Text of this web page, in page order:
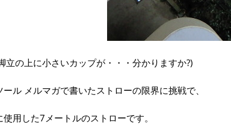
立の上に小さいカップが・・・分かりますか?)
ール メルマガで書いたストローの限界に挑戦で、
使用した7メートルのストローです。